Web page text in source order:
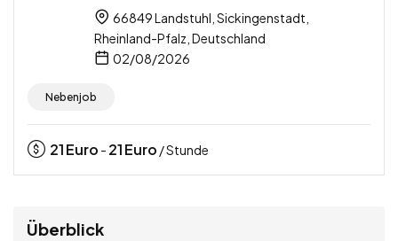
66849 Landstuhl, Sickingenstadt,
Rheinland-Pfalz, Deutschland
02/08/2026
Nebenjob
21Euro - 21Euro / Stunde
Überblick